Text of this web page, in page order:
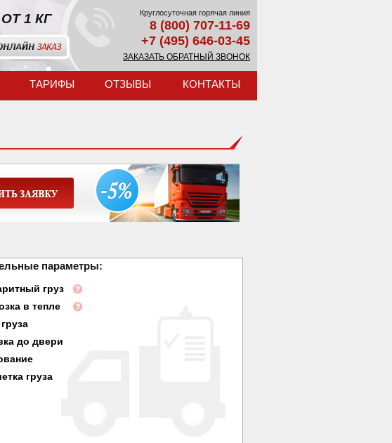
1 КГ Круглосуточная горячая линия
8 (800) 707-11-69
+7 (495) 646-03-45
ЗАКАЗАТЬ ОБРАТНЫЙ ЗВОНОК
ТАРИФЫ ОТЗЫВЫ КОНТАКТЫ
параметры:
груз
в тепле
до двери
груза